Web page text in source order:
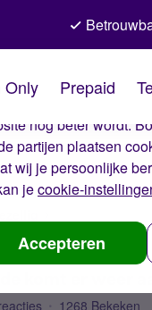
De cookies
gebruiken cookies op
nog beter wordt.
partijen plaatsen
wij je persoonlijke
jecookie-
Accepteren
Only Prepaid
komt er weer
1268 Bekeken